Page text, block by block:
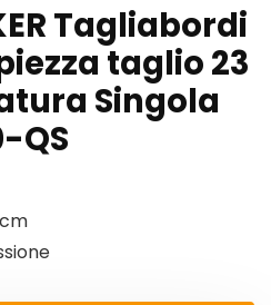
Tagliabordi
taglio 23
Singola
QS